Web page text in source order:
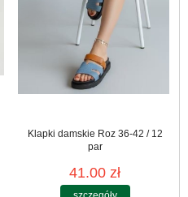
Klapki damskie Roz 36-42 / 12
par
41.00 zł